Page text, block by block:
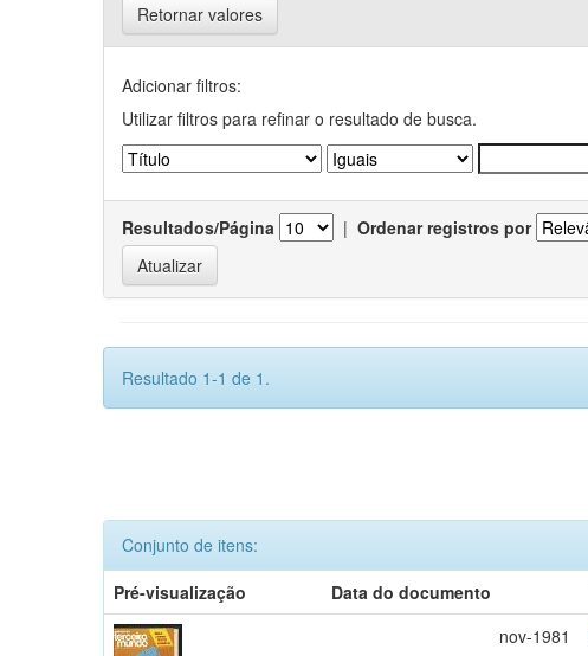
Retornar valores
Adicionar filtros:
Utilizar filtros para refinar o resultado de busca.
Resultados/Página | Ordenar registros por
Resultado 1-1 de 1.
Conjunto de itens:
Pré-visualização
Data do documento
nov-1981